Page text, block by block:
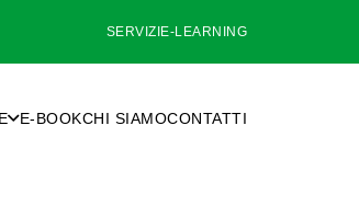
SERVIZI E-LEARNING
E-BOOKCHI SIAMOCONTATTI